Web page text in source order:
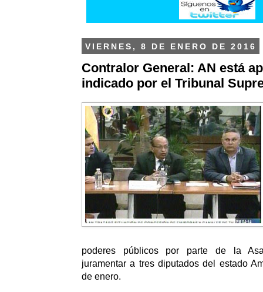
VIERNES, 8 DE ENERO DE 2016
Contralor General: AN está
indicado por el Tribunal
poderes públicos por parte de la
juramentar a tres diputados del estado
de enero.